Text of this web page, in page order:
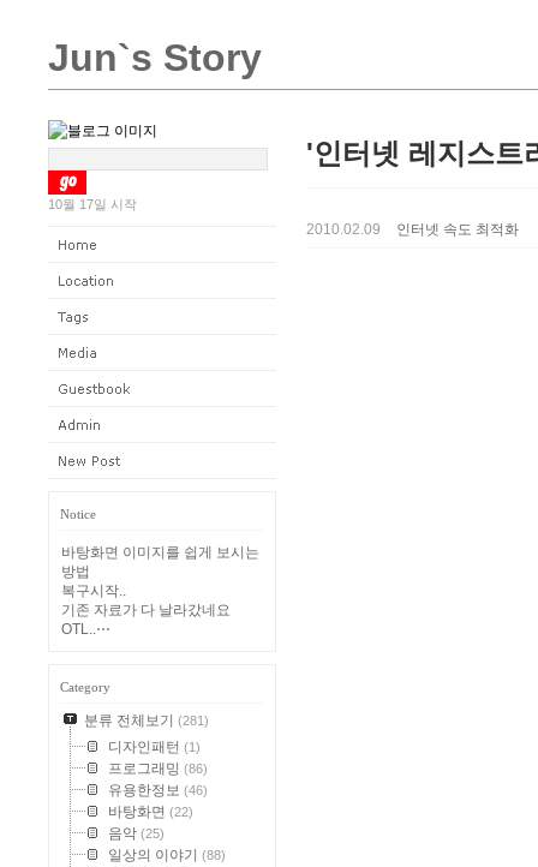
Jun`s Story
10월 17일 시작
Notice
바탕화면 이미지를 쉽게 보시는
방법
복구시작..
기존 자료가 다 날라갔네요
OTL..⋯
Category
분류 전체보기 (281)
디자인패턴 (1)
프로그래밍 (86)
유용한정보 (46)
바탕화면 (22)
음악 (25)
일상의 이야기 (88)
'인터넷 레지스트
2010.02.09 인터넷 속도 최적화